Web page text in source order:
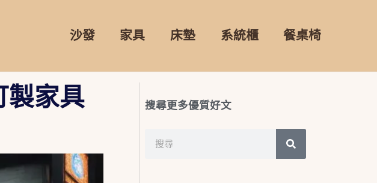
沙發 家具 床墊 系統櫃 餐桌椅
製家具
搜尋更多優質好文
搜